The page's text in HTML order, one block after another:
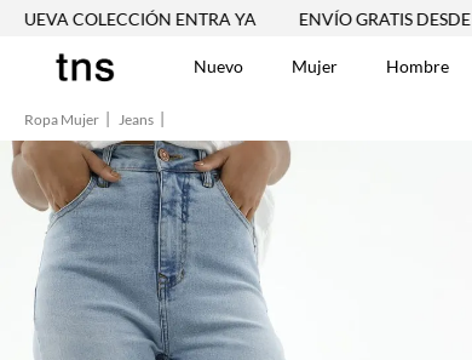
ENTRA YA ENVÍO GRATIS DESDE $250.000
Nuevo Mujer Hombre
Ropa Mujer Jeans